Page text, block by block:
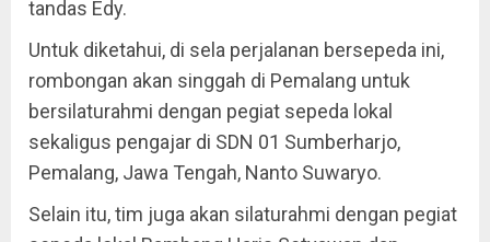
tandas Edy.
Untuk diketahui, di sela perjalanan bersepeda ini,
rombongan akan singgah di Pemalang untuk
bersilaturahmi dengan pegiat sepeda lokal
sekaligus pengajar di SDN 01 Sumberharjo,
Pemalang, Jawa Tengah, Nanto Suwaryo.
Selain itu, tim juga akan silaturahmi dengan pegiat